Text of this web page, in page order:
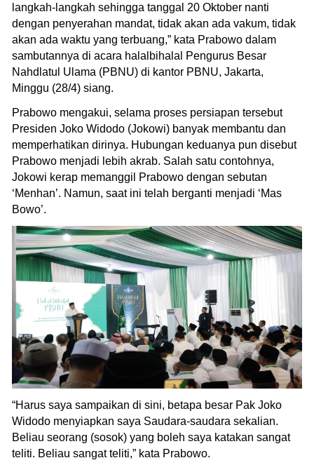
langkah-langkah sehingga tanggal 20 Oktober nanti
dengan penyerahan mandat, tidak akan ada vakum, tidak
akan ada waktu yang terbuang,” kata Prabowo dalam
sambutannya di acara halalbihalal Pengurus Besar
Nahdlatul Ulama (PBNU) di kantor PBNU, Jakarta,
Minggu (28/4) siang.
Prabowo mengakui, selama proses persiapan tersebut
Presiden Joko Widodo (Jokowi) banyak membantu dan
memperhatikan dirinya. Hubungan keduanya pun disebut
Prabowo menjadi lebih akrab. Salah satu contohnya,
Jokowi kerap memanggil Prabowo dengan sebutan
‘Menhan’. Namun, saat ini telah berganti menjadi ‘Mas
Bowo’.
“Harus saya sampaikan di sini, betapa besar Pak Joko
Widodo menyiapkan saya Saudara-saudara sekalian.
Beliau seorang (sosok) yang boleh saya katakan sangat
teliti. Beliau sangat teliti,” kata Prabowo.